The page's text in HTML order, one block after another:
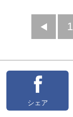
前
1
シェア